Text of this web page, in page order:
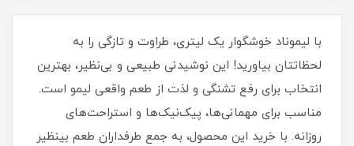
با لیموناد خوشگوار یک لیتری، طراوت و تازگی را به
لحظاتتان بیاورید! این نوشیدنی طبیعی و بی‌نظیر، بهترین
انتخاب برای رفع تشنگی و لذت از طعم واقعی لیمو است.
مناسب برای مهمانی‌ها، پیک‌نیک‌ها و استراحت‌های
روزانه. با خرید این محصول، به جمع طرفداران طعم بینظیر